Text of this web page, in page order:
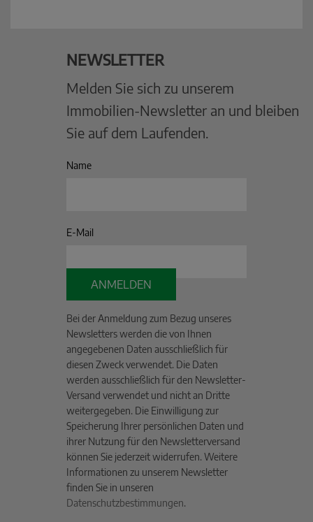
NEWSLETTER
Melden Sie sich zu unserem
Immobilien-Newsletter an und bleiben
Sie auf dem Laufenden.
Name
E-Mail
ANMELDEN
Bei der Anmeldung zum Bezug unseres
Newsletters werden die von Ihnen
angegebenen Daten ausschließlich für
diesen Zweck verwendet. Die Daten
werden ausschließlich für den Newsletter-
Versand verwendet und nicht an Dritte
weitergegeben. Die Einwilligung zur
Speicherung Ihrer persönlichen Daten und
ihrer Nutzung für den Newsletterversand
können Sie jederzeit widerrufen. Weitere
Informationen zu unserem Newsletter
finden Sie in unseren
Datenschutzbestimmungen.